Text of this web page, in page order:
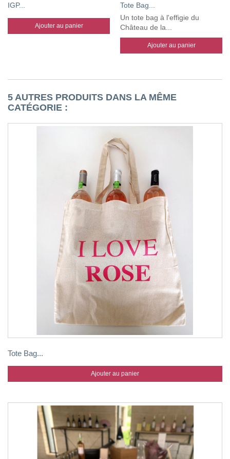
IGP...
Ajouter au panier
Tote Bag...
Un tote bag à l'effigie du
Château de la...
Ajouter au panier
5 AUTRES PRODUITS DANS LA MÊME
CATÉGORIE :
Tote Bag...
Ajouter au panier